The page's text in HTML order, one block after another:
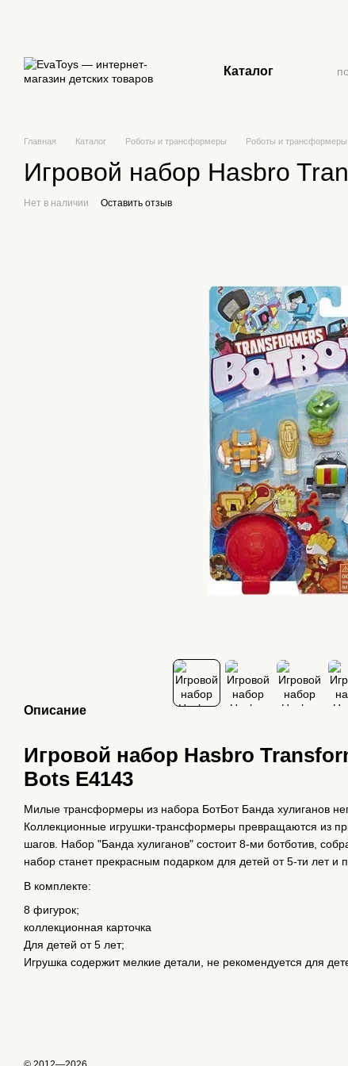
Каталог
Главная Каталог Роботы и трансформеры Роботы и
Игровой набор Hasbro
Нет в наличии Оставить отзыв
Описание
Игровой набор Hasbro
Bots E4143
Милые трансформеры из набора БотБот Банда хулиганов
Коллекционные игрушки-трансформеры превращаются из
шагов. Набор "Банда хулиганов" состоит 8-ми ботботив,
набор станет прекрасным подарком для детей от 5-ти лет и
В комплекте:
8 фигурок;
коллекционная карточка
Для детей от 5 лет;
Игрушка содержит мелкие детали, не рекомендуется для